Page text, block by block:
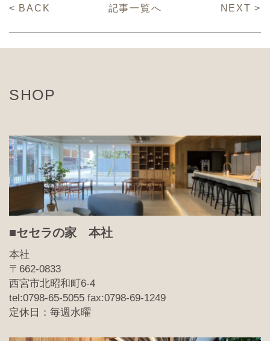
< BACK 記事一覧へ NEXT >
SHOP
■セセラの家 本社
本社
〒662-0833
西宮市北昭和町6-4
tel:0798-65-5055 fax:0798-69-1249
定休日：毎週水曜